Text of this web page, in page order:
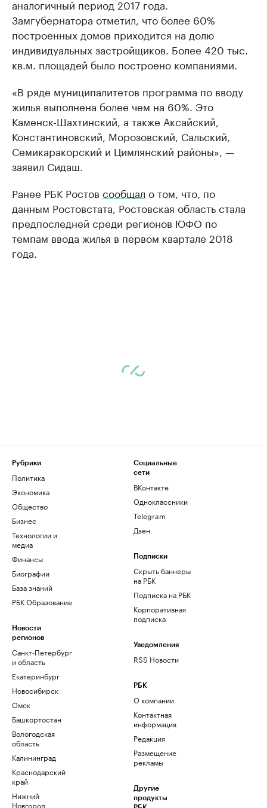
аналогичный период 2017 года.
Замгубернатора отметил, что более 60%
построенных домов приходится на долю
индивидуальных застройщиков. Более 420 тыс.
кв.м. площадей было построено компаниями.
«В ряде муниципалитетов программа по вводу
жилья выполнена более чем на 60%. Это
Каменск-Шахтинский, а также Аксайский,
Константиновский, Морозовский, Сальский,
Семикаракорский и Цимлянский районы», —
заявил Сидаш.
Ранее РБК Ростов сообщал о том, что, по
данным Ростовстата, Ростовская область стала
предпоследней среди регионов ЮФО по
темпам ввода жилья в первом квартале 2018
года.
Рубрики
Политика
Экономика
Общество
Бизнес
Технологии и
медиа
Финансы
Биографии
База знаний
РБК Образование
Новости
регионов
Санкт-Петербург
и область
Екатеринбург
Новосибирск
Омск
Башкортостан
Вологодская
область
Калининград
Краснодарский
край
Нижний
Новгород
Социальные
сети
ВКонтакте
Одноклассники
Telegram
Дзен
Подписки
Скрыть баннеры
на РБК
Подписка на РБК
Корпоративная
подписка
Уведомления
RSS Новости
РБК
О компании
Контактная
информация
Редакция
Размещение
рекламы
Другие
продукты